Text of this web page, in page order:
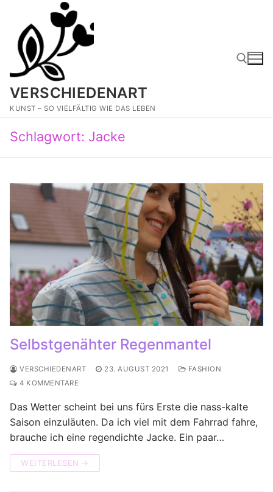
springen
VERSCHIEDENART
KUNST – SO VIELFÄLTIG WIE DAS LEBEN
Suchen nach:
Schlagwort: Jacke
Selbstgenähter Regenmantel
VERSCHIEDENART 23. AUGUST 2021
FASHION
4 KOMMENTARE
Das Wetter scheint bei uns fürs Erste die nass-kalte
Saison einzuläuten. Da ich viel mit dem Fahrrad fahre,
brauche ich eine regendichte Jacke. Ein paar…
WEITERLESEN →